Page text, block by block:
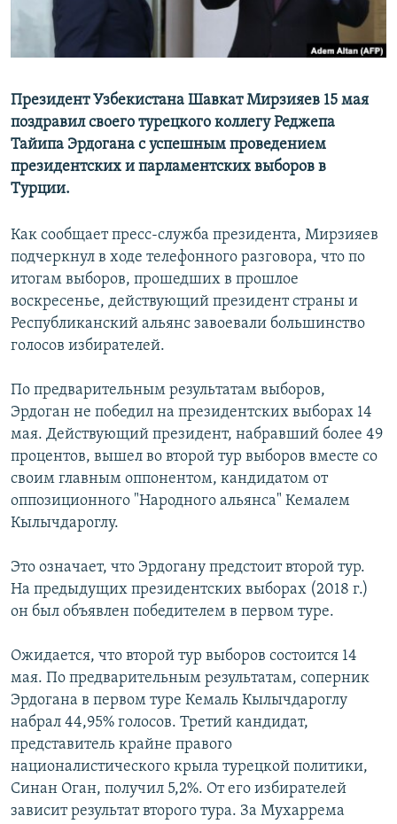
Президент Узбекистана Шавкат Мирзияев 15 мая
поздравил своего турецкого коллегу Реджепа
Тайипа Эрдогана с успешным проведением
президентских и парламентских выборов в
Турции.
Как сообщает пресс-служба президента, Мирзияев
подчеркнул в ходе телефонного разговора, что по
итогам выборов, прошедших в прошлое
воскресенье, действующий президент страны и
Республиканский альянс завоевали большинство
голосов избирателей.
По предварительным результатам выборов,
Эрдоган не победил на президентских выборах 14
мая. Действующий президент, набравший более 49
процентов, вышел во второй тур выборов вместе со
своим главным оппонентом, кандидатом от
оппозиционного "Народного альянса" Кемалем
Кылычдароглу.
Это означает, что Эрдогану предстоит второй тур.
На предыдущих президентских выборах (2018 г.)
он был объявлен победителем в первом туре.
Ожидается, что второй тур выборов состоится 14
мая. По предварительным результатам, соперник
Эрдогана в первом туре Кемаль Кылычдароглу
набрал 44,95% голосов. Третий кандидат,
представитель крайне правого
националистического крыла турецкой политики,
Синан Оган, получил 5,2%. От его избирателей
зависит результат второго тура. За Мухаррема